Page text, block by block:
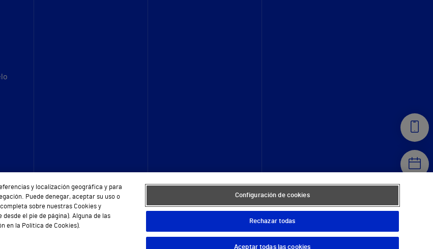
© 2026 Vithas. Todos los derechos reservados.
y localización geográfica y para
Puede denegar, aceptar su uso o
sobre nuestras Cookies y
el pie de página). Alguna de las
en la Política de Cookies).
Configuración de cookies
Rechazar todas
Aceptar todas las cookies